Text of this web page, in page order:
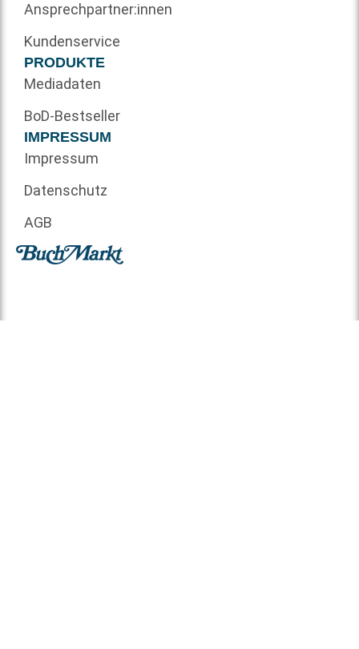
Ansprechpartner:innen
Kundenservice
PRODUKTE
Mediadaten
BoD-Bestseller
IMPRESSUM
Impressum
Datenschutz
AGB